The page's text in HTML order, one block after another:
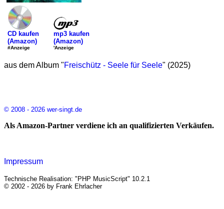
CD kaufen
(Amazon)
#Anzeige
mp3 kaufen
(Amazon)
'Anzeige
aus dem Album "Freischütz - Seele für Seele" (2025)
© 2008 - 2026 wer-singt.de
Als Amazon-Partner verdiene ich an qualifizierten Verkäufen.
Impressum
Technische Realisation: "PHP MusicScript" 10.2.1
© 2002 - 2026 by Frank Ehrlacher